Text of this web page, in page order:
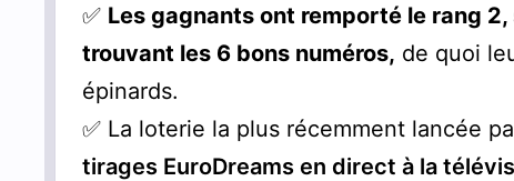
✅ Les gagnants ont remporté le rang
trouvant les 6 bons numéros, de quoi
épinards.
✅ La loterie la plus récemment lancée
tirages EuroDreams en direct à la